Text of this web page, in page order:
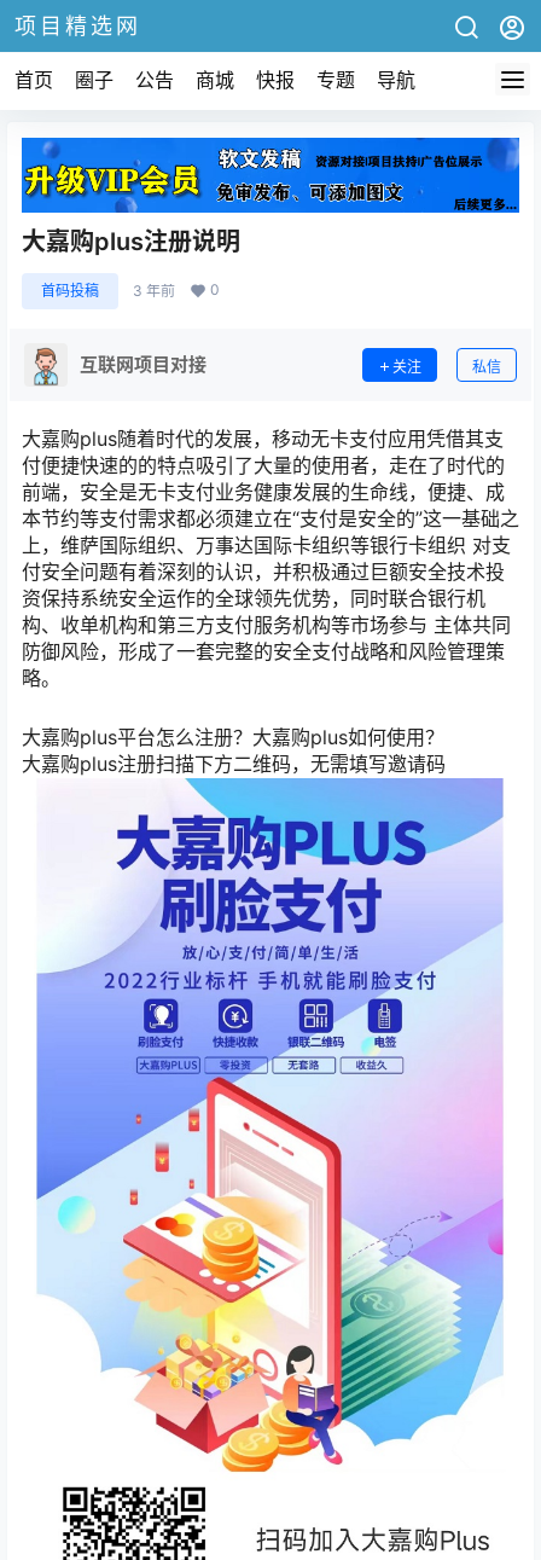
项目精选网
首页 圈子 公告 商城 快报 专题 导航
大嘉购plus注册说明
首码投稿 3 年前 0
互联网项目对接 关注 私信
大嘉购plus随着时代的发展，移动无卡支付应用凭借其支
付便捷快速的的特点吸引了大量的使用者，走在了时代的
前端，安全是无卡支付业务健康发展的生命线，便捷、成
本节约等支付需求都必须建立在“支付是安全的”这一基础之
上，维萨国际组织、万事达国际卡组织等银行卡组织 对支
付安全问题有着深刻的认识，并积极通过巨额安全技术投
资保持系统安全运作的全球领先优势，同时联合银行机
构、收单机构和第三方支付服务机构等市场参与 主体共同
防御风险，形成了一套完整的安全支付战略和风险管理策
略。
大嘉购plus平台怎么注册？大嘉购plus如何使用？
大嘉购plus注册扫描下方二维码，无需填写邀请码